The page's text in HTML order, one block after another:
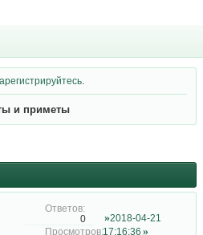
и приметы
0
2018-04-21
17:16:36